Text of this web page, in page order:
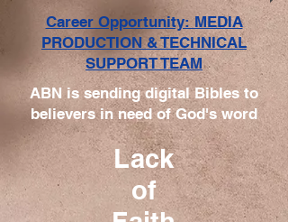
ABN is sending digital Bibles to
believers in need of God's word
Career Opportunity: MEDIA
PRODUCTION & TECHNICAL
SUPPORT TEAM
Lack
of